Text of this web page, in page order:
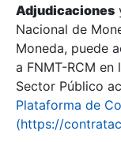
Erakutsi/
Erakutsi/
Adjudicaciones
Nacional de
Moneda, puede
a FNMT-RCM
Sector Público
Plataforma de
(https://